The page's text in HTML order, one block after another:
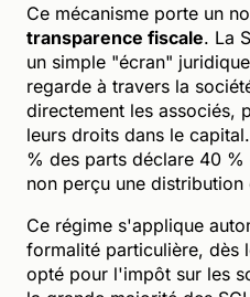
Ce mécanisme porte un
transparence fiscale. La
un simple "écran"
regarde à travers la
directement les associés,
leurs droits dans le
% des parts déclare 40
non perçu une distribution
Ce régime s'applique
formalité particulière, dès
opté pour l'impôt sur les